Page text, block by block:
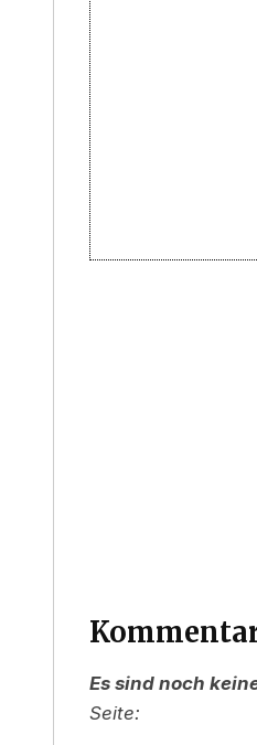
Es sind noch
Seite: